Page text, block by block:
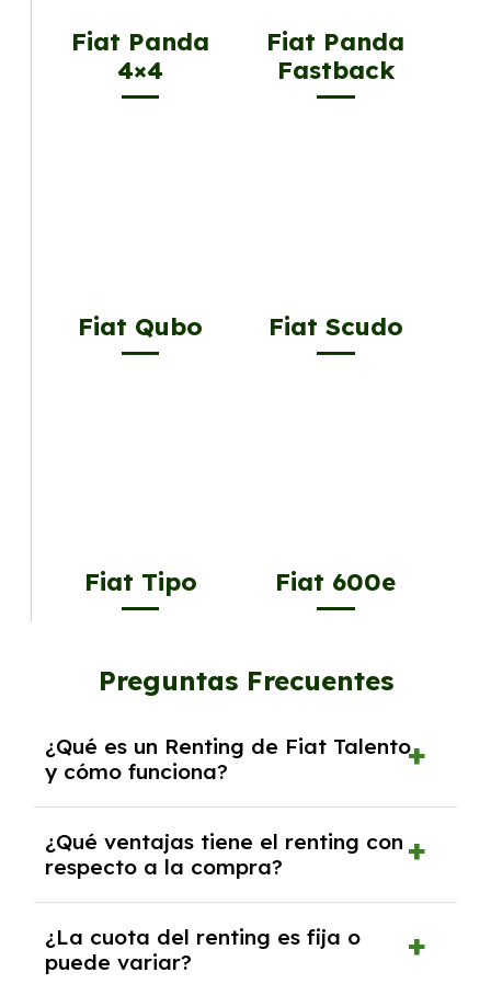
Fiat Panda
4×4
Fiat Panda
Fastback
Fiat Qubo Fiat Scudo
Fiat Tipo Fiat 600e
Preguntas Frecuentes
¿Qué es un Renting de Fiat Talento
y cómo funciona?
ElRenting de Fiat Talentoes una modalidad
de alquiler a medio y largo plazo que te
empresas, autónomos y particulares que
desean un coche nuevo con gastos
¿Qué ventajas tiene el renting con
respecto a la compra?
El rentingofrece múltiples ventajas frente a la
compra de un vehículo. Entre ellas, destacan
¿La cuota del renting es fija o
puede variar?